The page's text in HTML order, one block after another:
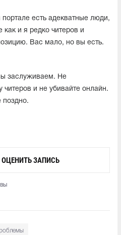
портале есть адекватные люди,
как и я редко читеров и
Вас мало, но вы есть.
заслуживаем. Не
читеров и не убивайте онлайн.
поздно.
ОЦЕНИТЬ ЗАПИСЬ